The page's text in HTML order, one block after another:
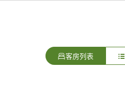
客房列表